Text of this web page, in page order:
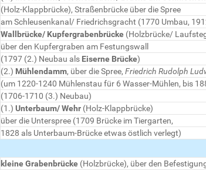
(Holz-Klappbrücke), Straßenbrücke über die Spree
am Schleusenkanal/ Friedrichsgracht (1770 Umbau,
Wallbrücke/ Kupfergrabenbrücke (Holzbrücke/
über den Kupfergraben am Festungswall
(1797 (2.) Neubau als Eiserne Brücke)
(2.) Mühlendamm, über die Spree, Friedrich Rudolph
(um 1220-1240 Mühlenstau für 6 Wasser-Mühlen, bis
(1706-1710 (3.) Neubau)
(1.) Unterbaum/ Wehr (Holz-Klappbrücke)
über die Unterspree (1709 Brücke im Tiergarten,
1828 als Unterbaum-Brücke etwas östlich verlegt)
kleine Grabenbrücke (Holzbrücke), über den